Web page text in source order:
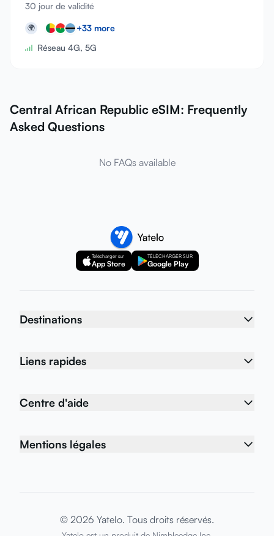
30 jour de validité
🌍 +33 more
Réseau 4G, 5G
Central African Republic eSIM: Frequently
Asked Questions
No FAQs available
Télécharger sur
App Store
TÉLÉCHARGER SUR
Google Play
Destinations
Liens rapides
Centre d'aide
Mentions légales
© 2026 Yatelo. Tous droits réservés.